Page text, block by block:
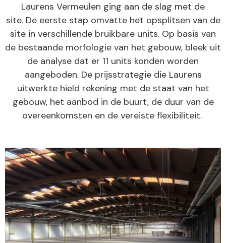
Laurens Vermeulen ging aan de slag met de
site. De eerste stap omvatte het opsplitsen van de
site in verschillende bruikbare units. Op basis van
de bestaande morfologie van het gebouw, bleek uit
de analyse dat er 11 units konden worden
aangeboden. De prijsstrategie die Laurens
uitwerkte hield rekening met de staat van het
gebouw, het aanbod in de buurt, de duur van de
overeenkomsten en de vereiste flexibiliteit.